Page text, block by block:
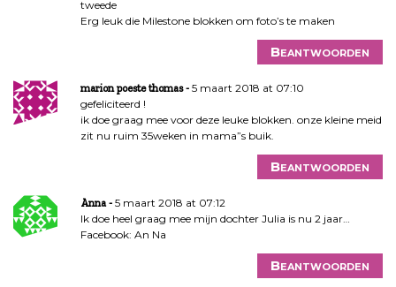
t
i
e
tweede
Erg leuk die Milestone blokken om foto’s te maken
Beantwoorden
marion poeste thomas
5 maart 2018 at 07:10
gefeliciteerd !
ik doe graag mee voor deze leuke blokken. onze kleine meid
zit nu ruim 35weken in mama”s buik.
Beantwoorden
Anna
5 maart 2018 at 07:12
Ik doe heel graag mee mijn dochter Julia is nu 2 jaar…
Facebook: An Na
Beantwoorden